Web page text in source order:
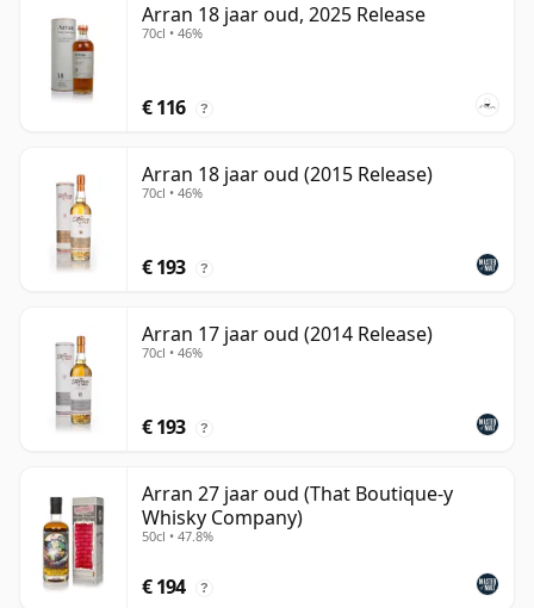
Arran 18 jaar oud, 2025 Release
70cl • 46%
€ 116 ?
Arran 18 jaar oud (2015 Release)
70cl • 46%
€ 193 ?
Arran 17 jaar oud (2014 Release)
70cl • 46%
€ 193 ?
Arran 27 jaar oud (That Boutique-y
Whisky Company)
50cl • 47.8%
€ 194 ?